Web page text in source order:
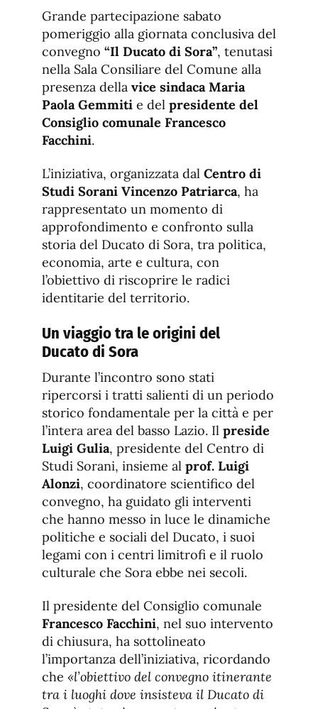
fuente
de
fuente.
Grande partecipazione sabato
pomeriggio alla giornata conclusiva del
convegno “Il Ducato di Sora”, tenutasi
nella Sala Consiliare del Comune alla
presenza della vice sindaca Maria
Paola Gemmiti e del presidente del
Consiglio comunale Francesco
Facchini.
L’iniziativa, organizzata dal Centro di
Studi Sorani Vincenzo Patriarca, ha
rappresentato un momento di
approfondimento e confronto sulla
storia del Ducato di Sora, tra politica,
economia, arte e cultura, con
l’obiettivo di riscoprire le radici
identitarie del territorio.
Un viaggio tra le origini del
Ducato di Sora
Durante l’incontro sono stati
ripercorsi i tratti salienti di un periodo
storico fondamentale per la città e per
l’intera area del basso Lazio. Il preside
Luigi Gulia, presidente del Centro di
Studi Sorani, insieme al prof. Luigi
Alonzi, coordinatore scientifico del
convegno, ha guidato gli interventi
che hanno messo in luce le dinamiche
politiche e sociali del Ducato, i suoi
legami con i centri limitrofi e il ruolo
culturale che Sora ebbe nei secoli.
Il presidente del Consiglio comunale
Francesco Facchini, nel suo intervento
di chiusura, ha sottolineato
l’importanza dell’iniziativa, ricordando
che «l’obiettivo del convegno itinerante
tra i luoghi dove insisteva il Ducato di